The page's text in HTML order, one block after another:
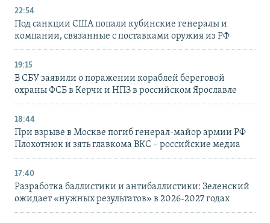
22:54
Под санкции США попали кубинские генералы и
компании, связанные с поставками оружия из РФ
19:15
В СБУ заявили о поражении кораблей береговой
охраны ФСБ в Керчи и НПЗ в российском Ярославле
18:44
При взрыве в Москве погиб генерал-майор армии РФ
Плохотнюк и зять главкома ВКС – российские медиа
17:40
Разработка баллистики и антибаллистики: Зеленский
ожидает «нужных результатов» в 2026-2027 годах